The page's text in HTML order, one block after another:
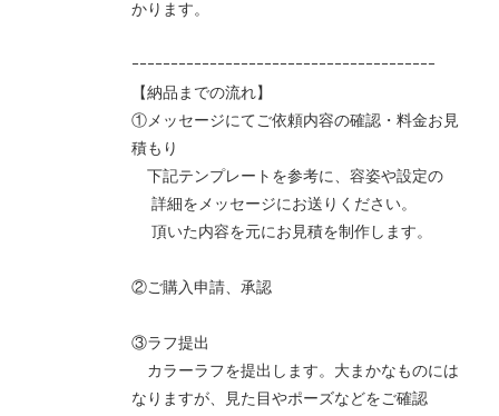
かります。
ｰｰｰｰｰｰｰｰｰｰｰｰｰｰｰｰｰｰｰｰｰｰｰｰｰｰｰｰｰｰｰｰｰｰｰｰｰｰｰ
【納品までの流れ】
①メッセージにてご依頼内容の確認・料金お見
積もり
下記テンプレートを参考に、容姿や設定の
詳細をメッセージにお送りください。
頂いた内容を元にお見積を制作します。
②ご購入申請、承認
③ラフ提出
カラーラフを提出します。大まかなものには
なりますが、見た目やポーズなどをご確認